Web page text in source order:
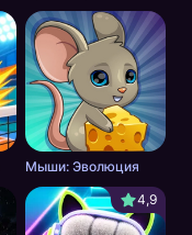
Мыши: Эволюция
4,9